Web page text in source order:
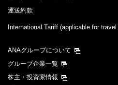
運送約款
International Tariff (applicable for
ANAグループについて
グループ企業一覧
株主・投資家情報